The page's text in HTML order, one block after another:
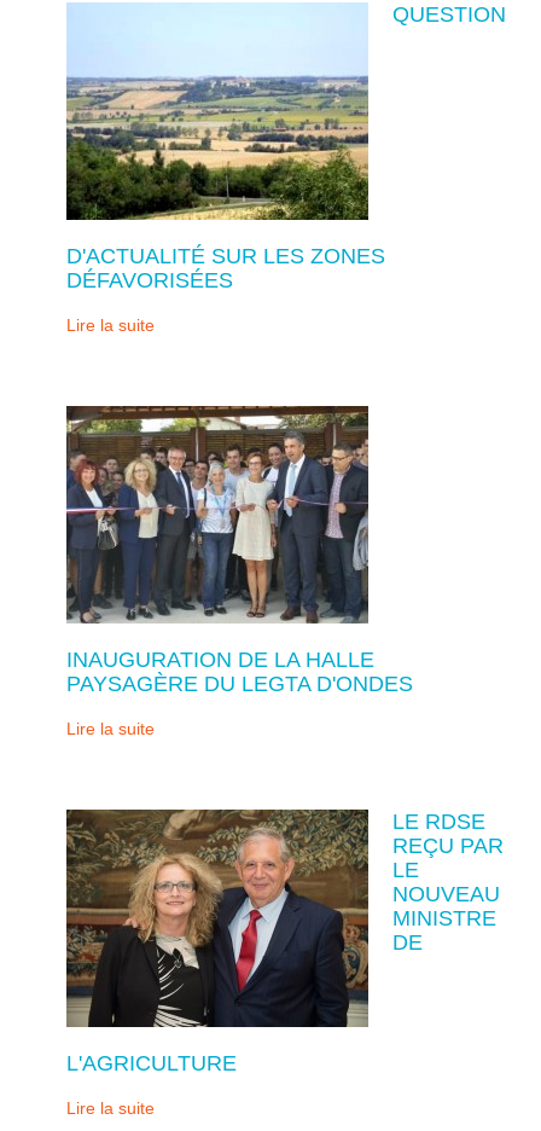
QUESTION
D'ACTUALITÉ SUR LES ZONES
DÉFAVORISÉES
Lire la suite
INAUGURATION DE LA HALLE
PAYSAGÈRE DU LEGTA D'ONDES
Lire la suite
LE RDSE
REÇU PAR
LE
NOUVEAU
MINISTRE
DE
L'AGRICULTURE
Lire la suite